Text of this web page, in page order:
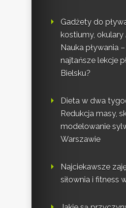
Gadżety do
kostiumy, okulary
Nauka pływania
najtańsze lekcje
Bielsku?
Dieta w dwa
Redukcja masy,
modelowanie
Warszawie
Najciekawsze
siłownia i fitness